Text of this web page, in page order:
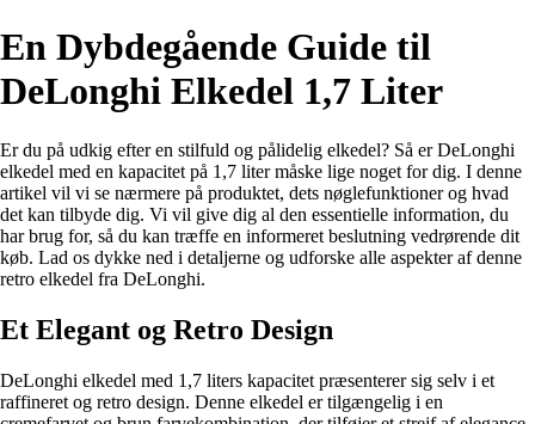
En Dybdegående Guide til
DeLonghi Elkedel 1,7 Liter
Er du på udkig efter en stilfuld og pålidelig elkedel? Så er DeLonghi
elkedel med en kapacitet på 1,7 liter måske lige noget for dig. I denne
artikel vil vi se nærmere på produktet, dets nøglefunktioner og hvad
det kan tilbyde dig. Vi vil give dig al den essentielle information, du
har brug for, så du kan træffe en informeret beslutning vedrørende dit
køb. Lad os dykke ned i detaljerne og udforske alle aspekter af denne
retro elkedel fra DeLonghi.
Et Elegant og Retro Design
DeLonghi elkedel med 1,7 liters kapacitet præsenterer sig selv i et
raffineret og retro design. Denne elkedel er tilgængelig i en